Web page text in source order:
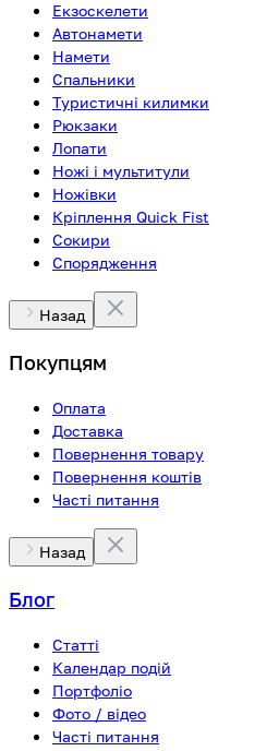
Екзоскелети
Автонамети
Намети
Спальники
Туристичні килимки
Рюкзаки
Лопати
Ножі і мультитули
Ножівки
Кріплення Quick Fist
Сокири
Спорядження
Назад
Покупцям
Оплата
Доставка
Повернення товару
Повернення коштів
Часті питання
Назад
Блог
Статті
Календар подій
Портфоліо
Фото / відео
Часті питання